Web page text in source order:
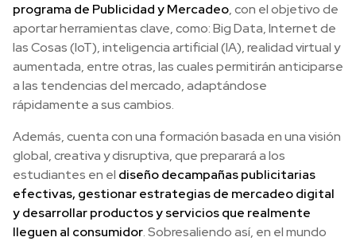
programa de Publicidad y Mercadeo, con el objetivo de
aportar herramientas clave, como: Big Data, Internet de
las Cosas (IoT), inteligencia artificial (IA), realidad virtual y
aumentada, entre otras, las cuales permitirán anticiparse
a las tendencias del mercado, adaptándose
rápidamente a sus cambios.
Además, cuenta con una formación basada en una visión
global, creativa y disruptiva, que preparará a los
estudiantes en el diseño decampañas publicitarias
efectivas, gestionar estrategias de mercadeo digital
y desarrollar productos y servicios que realmente
lleguen al consumidor. Sobresaliendo así, en el mundo